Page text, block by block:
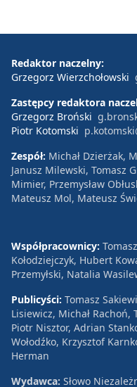
Redaktor naczelny:
Grzegorz Wierzchołowski
Zastępcy redaktora
Grzegorz Broński
Piotr Kotomski
Zespół: Michał Dzierżak,
Janusz Milewski, Tomasz
Mimier, Przemysław
Mateusz Mol, Mateusz
Współpracownicy:
Kołodziejczyk, Hubert
Przemyłski, Natalia
Publicyści: Tomasz
Lisiewicz, Michał Rachoń,
Piotr Nisztor, Adrian
Wołodźko, Krzysztof
Herman
Wydawca: Słowo